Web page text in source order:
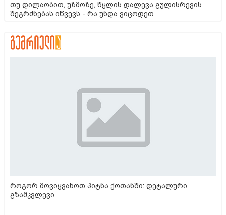
თუ დილაობით, უზმოზე, წყლის დალევა გულისრევის
შეგრძნებას იწვევს - რა უნდა ვიცოდეთ
როგორ მოვიყვანოთ პიტნა ქოთანში: დეტალური
გზამკვლევი